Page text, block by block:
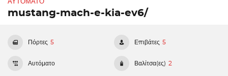
ΑΥΤΌΜΑΤΟ
mustang-mach-e-kia-ev6/
Πόρτες 5 Επιβάτες 5
Αυτόματο Βαλίτσα(ες) 2